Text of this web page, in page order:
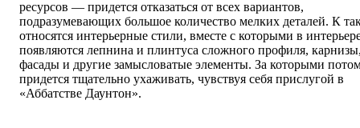
ресурсов — придется отказаться от всех вариантов,
подразумевающих большое количество мелких деталей. К
относятся интерьерные стили, вместе с которыми в
появляются лепнина и плинтуса сложного профиля,
фасады и другие замысловатые элементы. За которыми
придется тщательно ухаживать, чувствуя себя прислугой в
«Аббатстве Даунтон».